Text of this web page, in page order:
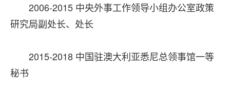
2006-2015 中央外事工作领导小组办公室政策
研究局副处长、处长
2015-2018 中国驻澳大利亚悉尼总领事馆一等
秘书